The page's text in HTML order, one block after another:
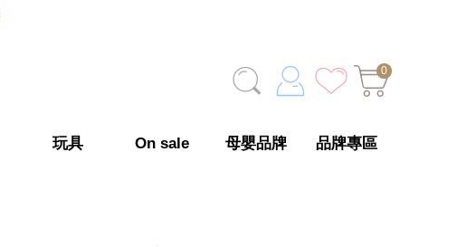
0
玩具 On sale 母嬰品牌 品牌專區